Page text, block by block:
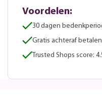
Voordelen:
30 dagen
Gratis achteraf betalen
Trusted Shops score: